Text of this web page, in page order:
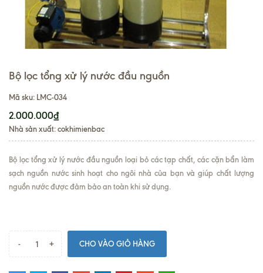
Bộ lọc tổng xử lý nước đầu nguồn
Mã sku: LMC-034
2.000.000₫
Nhà sản xuất: cokhimienbac
Bộ lọc tổng xử lý nước đầu nguồn loại bỏ các tạp chất, các cặn bẩn làm
sạch nguồn nước sinh hoạt cho ngôi nhà của bạn và giúp chất lượng
nguồn nước được đảm bảo an toàn khi sử dụng.
- + CHO VÀO GIỎ HÀNG